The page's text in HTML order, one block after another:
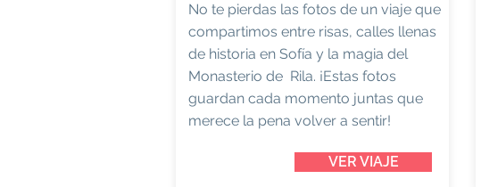
No te pierdas las fotos de un viaje que
compartimos entre risas, calles llenas
de historia en Sofía y la magia del
Monasterio de Rila. ¡Estas fotos
guardan cada momento juntas que
merece la pena volver a sentir!
VER VIAJE